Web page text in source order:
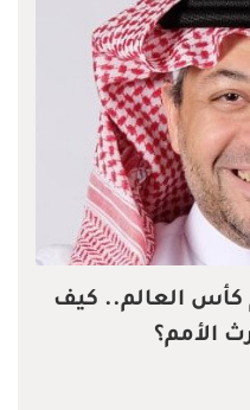
كأس العالم.. كيف
الأمم؟